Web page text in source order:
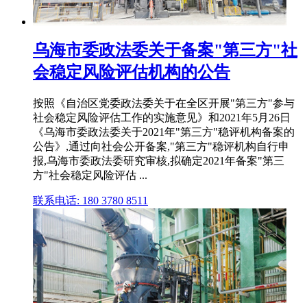
乌海市委政法委关于备案"第三方"社
会稳定风险评估机构的公告
按照《自治区党委政法委关于在全区开展"第三方"参与
社会稳定风险评估工作的实施意见》和2021年5月26日
《乌海市委政法委关于2021年"第三方"稳评机构备案的
公告》,通过向社会公开备案,"第三方"稳评机构自行申
报,乌海市委政法委研究审核,拟确定2021年备案"第三
方"社会稳定风险评估 ...
联系电话: 180 3780 8511